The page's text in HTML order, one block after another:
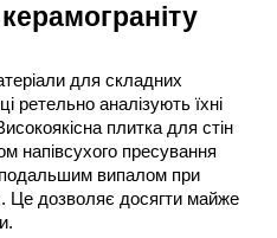
для складних
ретельно аналізують їхні
плитка для стін
напівсухого пресування
подальшим випалом при
Це дозволяє досягти майже